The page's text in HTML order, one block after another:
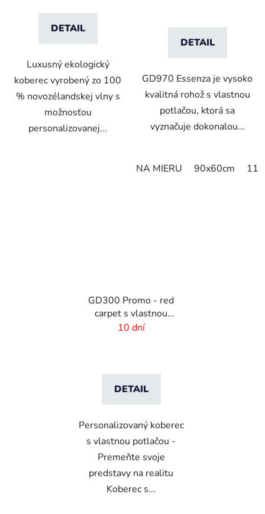
DETAIL
Luxusný ekologický
koberec vyrobený zo 100
% novozélandskej vlny s
možnosťou
personalizovanej...
DETAIL
GD970 Essenza je vysoko
kvalitná rohož s vlastnou
potlačou, ktorá sa
vyznačuje dokonalou...
NA MIERU 90x60cm
GD300 Promo - red
carpet s vlastnou
potlačou
10 dní
DETAIL
Personalizovaný koberec
s vlastnou potlačou -
Premeňte svoje
predstavy na realitu
Koberec s...